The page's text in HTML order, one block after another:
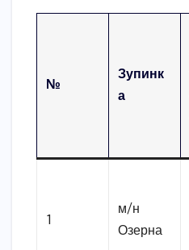
№
Зупинк
а
1
м/н
Озерна